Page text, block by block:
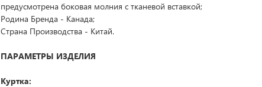
предусмотрена боковая молния с тканевой вставкой;
Родина Бренда - Канада;
Страна Производства - Китай.
ПАРАМЕТРЫ ИЗДЕЛИЯ
Куртка: